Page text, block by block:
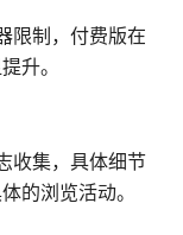
限制，付费版在
升。
收集，具体细节
的浏览活动。